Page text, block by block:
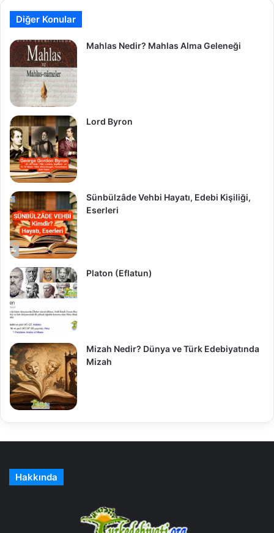
Diğer Konular
Mahlas Nedir? Mahlas Alma Geleneği
Lord Byron
Sünbülzâde Vehbi Hayatı, Edebi Kişiliği,
Eserleri
Platon (Eflatun)
Mizah Nedir? Dünya ve Türk Edebiyatında
Mizah
Hakkında